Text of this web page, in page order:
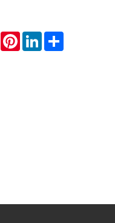
WhatsApp
PinterestLinkedIn